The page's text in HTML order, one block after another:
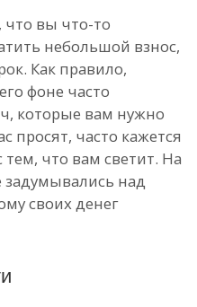
что вы что-то
небольшой взнос,
Как правило,
фоне часто
которые вам нужно
просят, часто кажется
что вам светит. На
задумывались над
своих денег